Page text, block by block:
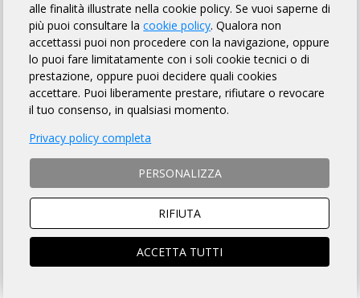
Trecastagni in Bici
TORNA AL BREVETTO
954845
Alparone Marco Maria Giuseppe
9h 49m
SICILIA IN BICI, Catania (CT)
954846
Andrea Giardina
11h 46m
TEAM DOCTORBIKE 25, Messina (ME)
Arcidiacono Salvatore
11h 25m
ANDREA TROVATO, Catania (CT)
ARCURI MARIO
alle finalità illustrate nella cookie policy. Se vuoi saperne di
più puoi consultare lacookie policy. Qualora non
accettassi puoi non procedere con la navigazione, oppure
lo puoi fare limitatamente con i soli cookie tecnici o di
prestazione, oppure puoi decidere quali cookies
accettare. Puoi liberamente prestare, rifiutare o revocare
il tuo consenso, in qualsiasi momento.
Privacy policy completa
PERSONALIZZA
RIFIUTA
ACCETTA TUTTI